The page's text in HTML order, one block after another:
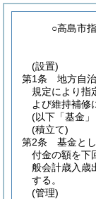
○高島市
(設置)
第1条
地方自
規定により指
よび維持補修
(以下「基金
(積立て)
第2条
基金と
付金の額を下
般会計歳入歳
する。
(管理)